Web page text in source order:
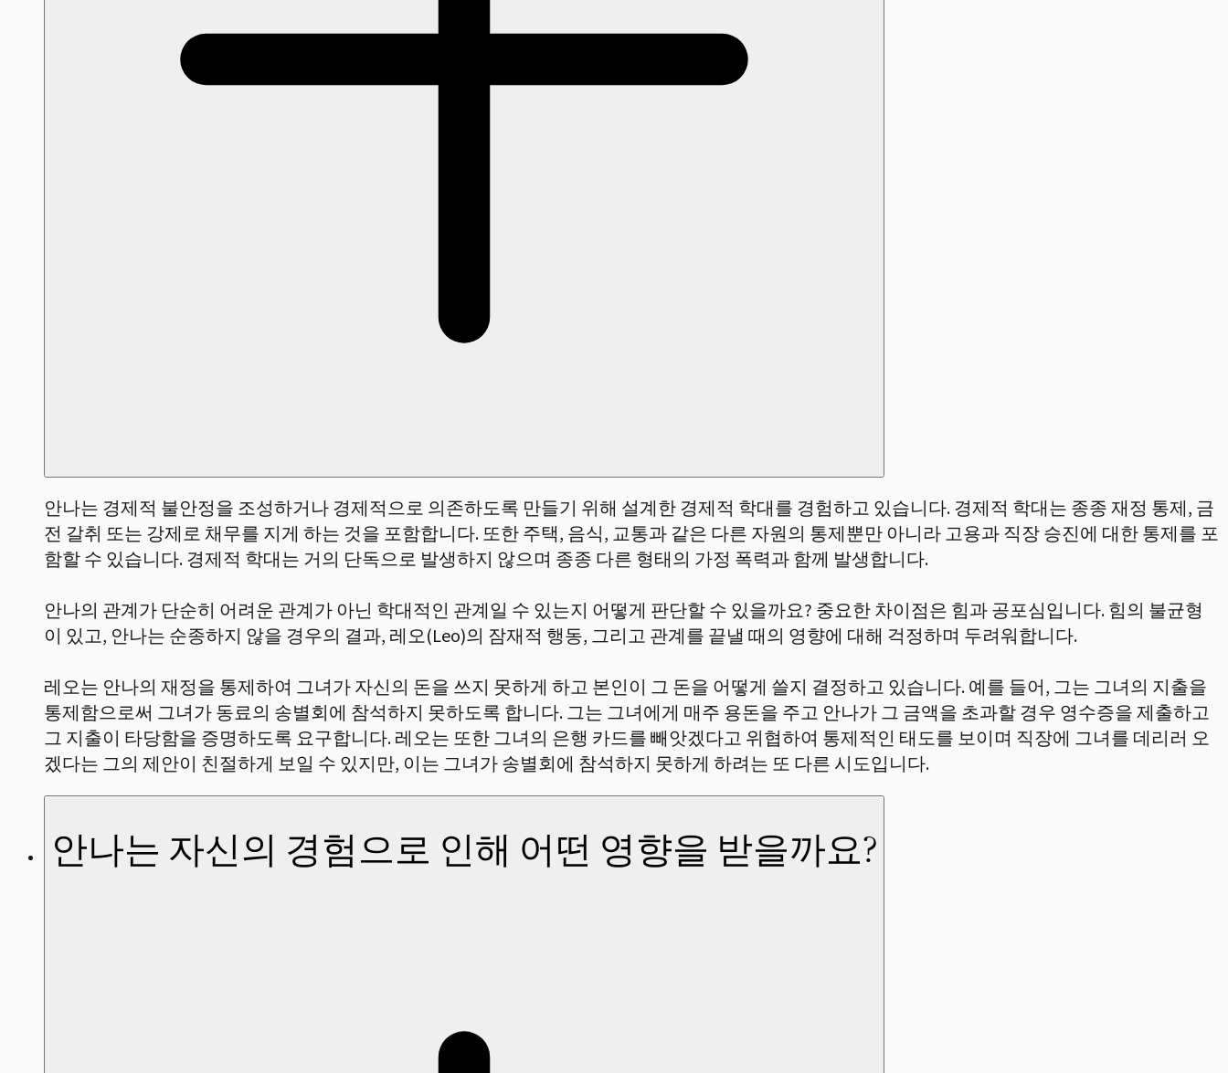
안나는 경제적 불안정을 조성하거나 경제적으로 의존하도록 만들기 위해 설계한 경제적 학대를 경험하고 있습니다. 경제적 학대는 종종 재정 통제, 금
전 갈취 또는 강제로 채무를 지게 하는 것을 포함합니다. 또한 주택, 음식, 교통과 같은 다른 자원의 통제뿐만 아니라 고용과 직장 승진에 대한 통제를 포
함할 수 있습니다. 경제적 학대는 거의 단독으로 발생하지 않으며 종종 다른 형태의 가정 폭력과 함께 발생합니다.
안나의 관계가 단순히 어려운 관계가 아닌 학대적인 관계일 수 있는지 어떻게 판단할 수 있을까요? 중요한 차이점은 힘과 공포심입니다. 힘의 불균형
이 있고, 안나는 순종하지 않을 경우의 결과, 레오(Leo)의 잠재적 행동, 그리고 관계를 끝낼 때의 영향에 대해 걱정하며 두려워합니다.
레오는 안나의 재정을 통제하여 그녀가 자신의 돈을 쓰지 못하게 하고 본인이 그 돈을 어떻게 쓸지 결정하고 있습니다. 예를 들어, 그는 그녀의 지출을
통제함으로써 그녀가 동료의 송별회에 참석하지 못하도록 합니다. 그는 그녀에게 매주 용돈을 주고 안나가 그 금액을 초과할 경우 영수증을 제출하고
그 지출이 타당함을 증명하도록 요구합니다. 레오는 또한 그녀의 은행 카드를 빼앗겠다고 위협하여 통제적인 태도를 보이며 직장에 그녀를 데리러 오
겠다는 그의 제안이 친절하게 보일 수 있지만, 이는 그녀가 송별회에 참석하지 못하게 하려는 또 다른 시도입니다.
안나는 자신의 경험으로 인해 어떤 영향을 받을까요?